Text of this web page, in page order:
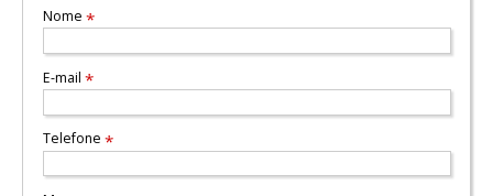
Nome *
E-mail *
Telefone *